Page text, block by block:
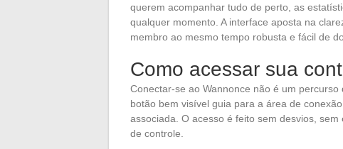
querem acompanhar tudo de perto, as
qualquer momento. A interface aposta na
membro ao mesmo tempo robusta e fácil de
Como acessar sua
Conectar-se ao Wannonce não é um
botão bem visível guia para a área de
associada. O acesso é feito sem desvios,
de controle.